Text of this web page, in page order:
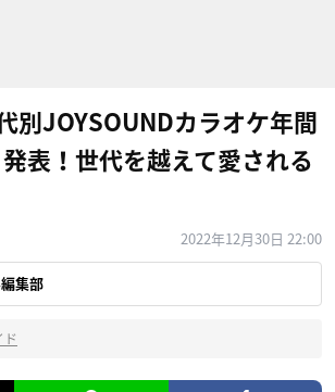
別JOYSOUNDカラオケ年間
表！世代を越えて愛される
2022年12月30日 22:00
集部